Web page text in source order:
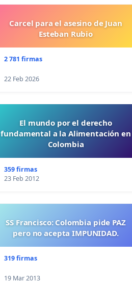
Carcel para el asesino de Juan
Esteban Rubio
2 781 firmas
22 Feb 2026
El mundo por el derecho
fundamental a la Alimentación en
Colombia
359 firmas
23 Feb 2012
SS Francisco: Colombia pide PAZ
pero no acepta IMPUNIDAD.
319 firmas
19 Mar 2013